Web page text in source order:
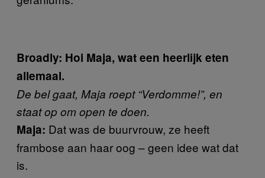
Broadly: Hoi Maja, wat een heerlijk eten
allemaal.
De bel gaat, Maja roept “Verdomme!”, en
staat op om open te doen.
Maja: Dat was de buurvrouw, ze heeft
frambose aan haar oog – geen idee wat dat
is.